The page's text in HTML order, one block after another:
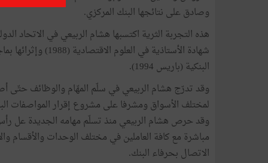
وصادق على نتائجها البنك المركزي.
هذه التجربة الثرية اكتسبها هشام الربيعي في الاتحاد
البنكية (باريس 1994).
لمختلف الأسواق ومشرفا على مشروع إقرار المواصفات
وقد حرص هشام الربيعي منذ تسلّم مهامه الجديدة عل
مباشرة مع كافة العاملين في مختلف الوحدات والأقسام
الاتصال بحرفاء البنك.